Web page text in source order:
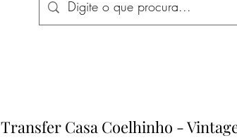
Transfer Casa Coelhinho -